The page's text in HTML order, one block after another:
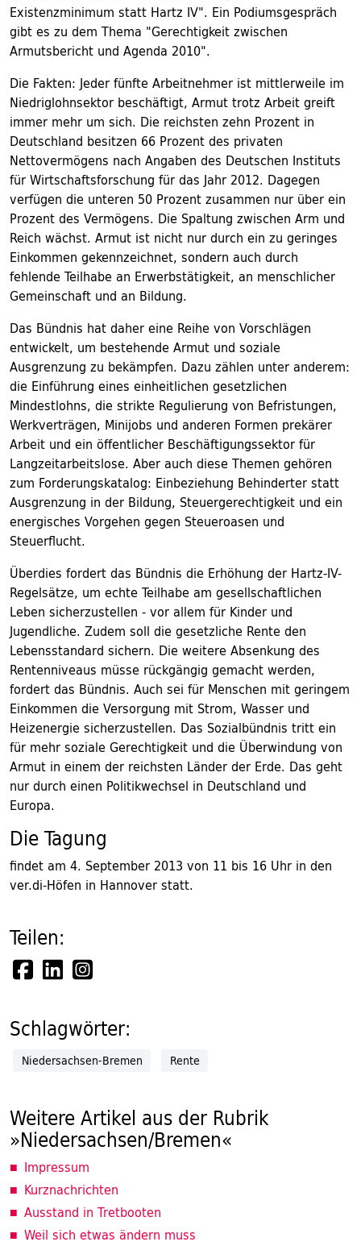
Existenzminimum statt Hartz IV". Ein Podiumsgespräch
gibt es zu dem Thema "Gerechtigkeit zwischen
Armutsbericht und Agenda 2010".
Die Fakten: Jeder fünfte Arbeitnehmer ist mittlerweile im
Niedriglohnsektor beschäftigt, Armut trotz Arbeit greift
immer mehr um sich. Die reichsten zehn Prozent in
Deutschland besitzen 66 Prozent des privaten
Nettovermögens nach Angaben des Deutschen Instituts
für Wirtschaftsforschung für das Jahr 2012. Dagegen
verfügen die unteren 50 Prozent zusammen nur über ein
Prozent des Vermögens. Die Spaltung zwischen Arm und
Reich wächst. Armut ist nicht nur durch ein zu geringes
Einkommen gekennzeichnet, sondern auch durch
fehlende Teilhabe an Erwerbstätigkeit, an menschlicher
Gemeinschaft und an Bildung.
Das Bündnis hat daher eine Reihe von Vorschlägen
entwickelt, um bestehende Armut und soziale
Ausgrenzung zu bekämpfen. Dazu zählen unter anderem:
die Einführung eines einheitlichen gesetzlichen
Mindestlohns, die strikte Regulierung von Befristungen,
Werkverträgen, Minijobs und anderen Formen prekärer
Arbeit und ein öffentlicher Beschäftigungssektor für
Langzeitarbeitslose. Aber auch diese Themen gehören
zum Forderungskatalog: Einbeziehung Behinderter statt
Ausgrenzung in der Bildung, Steuergerechtigkeit und ein
energisches Vorgehen gegen Steueroasen und
Steuerflucht.
Überdies fordert das Bündnis die Erhöhung der Hartz-IV-
Regelsätze, um echte Teilhabe am gesellschaftlichen
Leben sicherzustellen - vor allem für Kinder und
Jugendliche. Zudem soll die gesetzliche Rente den
Lebensstandard sichern. Die weitere Absenkung des
Rentenniveaus müsse rückgängig gemacht werden,
fordert das Bündnis. Auch sei für Menschen mit geringem
Einkommen die Versorgung mit Strom, Wasser und
Heizenergie sicherzustellen. Das Sozialbündnis tritt ein
für mehr soziale Gerechtigkeit und die Überwindung von
Armut in einem der reichsten Länder der Erde. Das geht
nur durch einen Politikwechsel in Deutschland und
Europa.
Die Tagung
findet am 4. September 2013 von 11 bis 16 Uhr in den
ver.di-Höfen in Hannover statt.
Teilen:
Schlagwörter:
Niedersachsen-Bremen Rente
Weitere Artikel aus der Rubrik
»Niedersachsen/Bremen«
Impressum
Kurznachrichten
Ausstand in Tretbooten
Weil sich etwas ändern muss